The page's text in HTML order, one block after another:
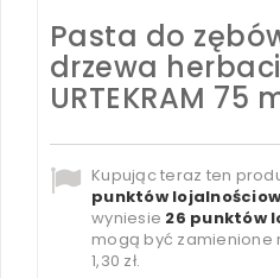
Pasta do
drzewa
URTEKRAM 75
Kupując teraz ten
punktów
wyniesie 26 punktów
mogą być zamienione
1,30 zł.